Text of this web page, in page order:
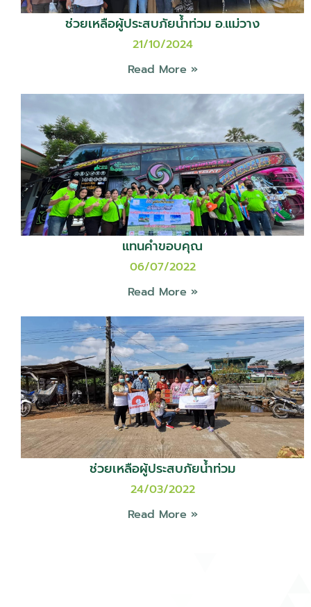
ช่วยเหลือผู้ประสบภัยน้ำท่วม อ.แม่วาง
21/10/2024
Read More »
แทนคำขอบคุณ
06/07/2022
Read More »
ช่วยเหลือผู้ประสบภัยน้ำท่วม
24/03/2022
Read More »